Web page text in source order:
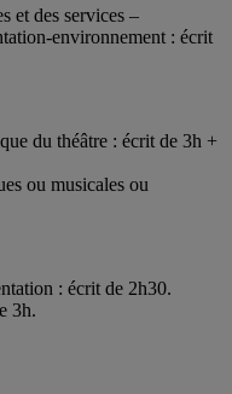
et des services –
environnement : écrit
du théâtre : écrit de 3h +
ou musicales ou
: écrit de 2h30.
3h.